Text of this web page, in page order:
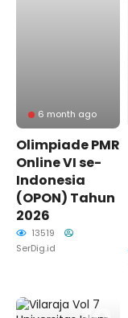
6 month ago
Olimpiade PMR
Online VI se-
Indonesia
(OPON) Tahun
2026
13519
SerDig.id